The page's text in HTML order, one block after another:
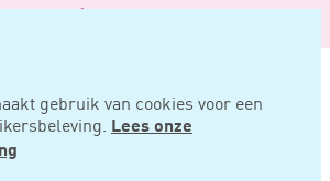
gebruik van cookies voor een
Lees onze
Loonafspraken weer boven 3%